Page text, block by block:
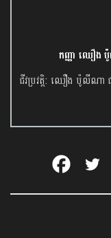
កញ្ញា ឈឿង
ជីវប្រវត្តិ: ឈឿង ប៉ូលីណា